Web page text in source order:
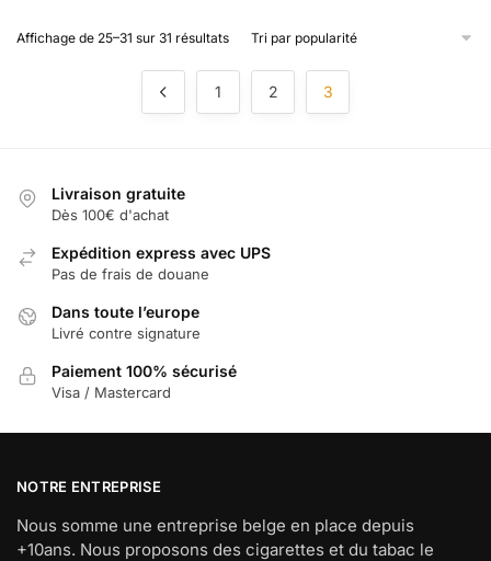
Affichage de 25–31 sur 31 résultatsTrié
1 2 3
Livraison gratuite
Dès 100€ d'achat
Expédition express avec UPS
Pas de frais de douane
Dans toute l’europe
Livré contre signature
Paiement 100% sécurisé
Visa / Mastercard
NOTRE ENTREPRISE
Nous somme une entreprise belge en place depuis
+10ans. Nous proposons des cigarettes et du tabac le